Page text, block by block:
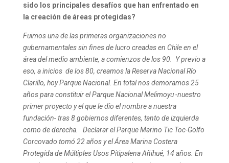
sido los principales desafíos que han enfrentado en
la creación de áreas protegidas?
Fuimos una de las primeras organizaciones no
gubernamentales sin fines de lucro creadas en Chile en el
área del medio ambiente, a comienzos de los 90. Y previo a
eso, a inicios de los 80, creamos la Reserva Nacional Río
Clarillo, hoy Parque Nacional. En total nos demoramos 25
años para constituir el Parque Nacional Melimoyu -nuestro
primer proyecto y el que le dio el nombre a nuestra
fundación- tras 8 gobiernos diferentes, tanto de izquierda
como de derecha. Declarar el Parque Marino Tic Toc-Golfo
Corcovado tomó 22 años y el Área Marina Costera
Protegida de Múltiples Usos Pitipalena Añihué, 14 años. En